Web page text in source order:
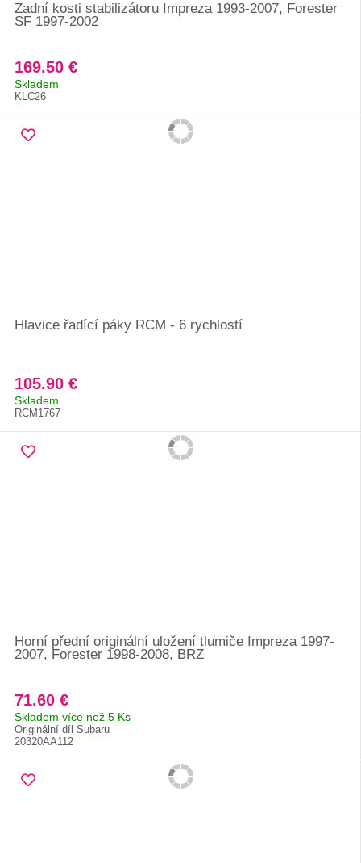
Zadní kosti stabilizátoru Impreza 1993-2007, Forester
SF 1997-2002
169.50 €
Skladem
KLC26
Hlavice řadící páky RCM - 6 rychlostí
105.90 €
Skladem
RCM1767
Horní přední originální uložení tlumiče Impreza 1997-
2007, Forester 1998-2008, BRZ
71.60 €
Skladem více než 5 Ks
Originální díl Subaru
20320AA112